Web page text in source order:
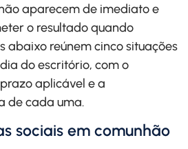
aparecem de imediato e
o resultado quando
abaixo reúnem cinco situações
do escritório, com o
aplicável e a
de cada uma.
sociais em comunhão